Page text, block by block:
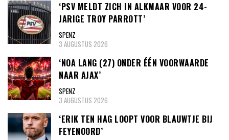
‘PSV MELDT ZICH IN ALKMAAR VOOR 24-
JARIGE TROY PARROTT’
SPENZ
3 AUGUSTUS 2026
‘NOA LANG (27) ONDER ÉÉN VOORWAARDE
NAAR AJAX’
SPENZ
3 AUGUSTUS 2026
‘ERIK TEN HAG LOOPT VOOR BLAUWTJE BIJ
FEYENOORD’